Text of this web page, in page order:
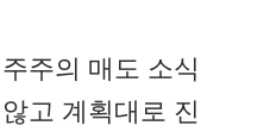
주의 매도 소식
고 계획대로 진